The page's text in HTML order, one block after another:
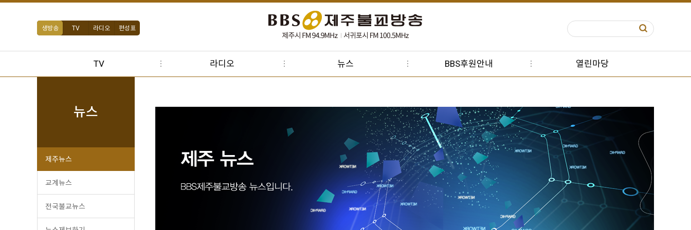
생방송 TV 라디오 편성표
TV 라디오 뉴스 BBS후원안내 열린마당
뉴스
제주뉴스
교계뉴스
전국불교뉴스